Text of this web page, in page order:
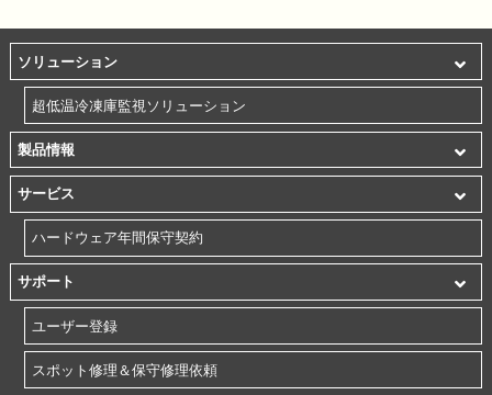
ソリューション
超低温冷凍庫監視ソリューション
製品情報
サービス
ハードウェア年間保守契約
サポート
ユーザー登録
スポット修理＆保守修理依頼